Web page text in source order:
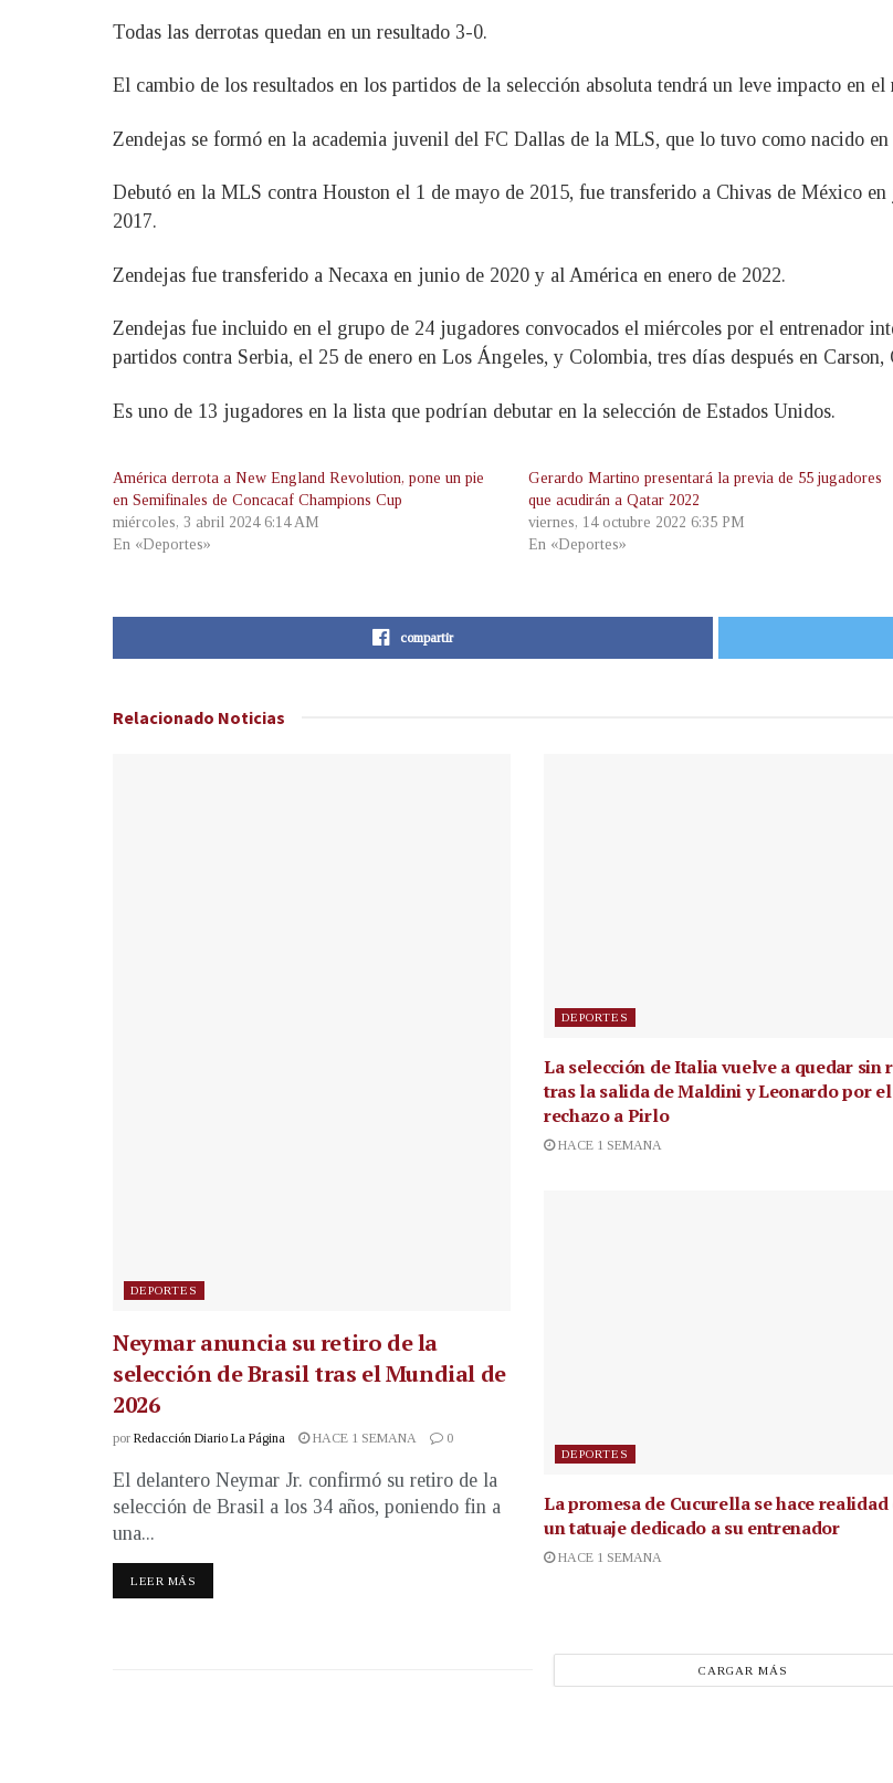
Todas las derrotas quedan en un resultado 3-0.
El cambio de los resultados en los partidos de la selección absoluta tendrá un leve impacto en
Zendejas se formó en la academia juvenil del FC Dallas de la MLS, que lo tuvo como nacido en
Debutó en la MLS contra Houston el 1 de mayo de 2015, fue transferido a Chivas de México
2017.
Zendejas fue transferido a Necaxa en junio de 2020 y al América en enero de 2022.
Zendejas fue incluido en el grupo de 24 jugadores convocados el miércoles por el entrenador
partidos contra Serbia, el 25 de enero en Los Ángeles, y Colombia, tres días después en
Es uno de 13 jugadores en la lista que podrían debutar en la selección de Estados Unidos.
América derrota a New England Revolution, pone un pie
en Semifinales de Concacaf Champions Cup
miércoles, 3 abril 2024 6:14 AM
En «Deportes»
Gerardo Martino presentará la previa de 55 jugadores
que acudirán a Qatar 2022
viernes, 14 octubre 2022 6:35 PM
En «Deportes»
compartir
Relacionado Noticias
DEPORTES
Neymar anuncia su retiro de la
selección de Brasil tras el Mundial de
2026
por Redacción Diario La Página HACE 1 SEMANA 0
El delantero Neymar Jr. confirmó su retiro de la
selección de Brasil a los 34 años, poniendo fin a
una...
LEER MÁS
DEPORTES
La selección de Italia vuelve a quedar sin
tras la salida de Maldini y Leonardo por el
rechazo a Pirlo
HACE 1 SEMANA
DEPORTES
La promesa de Cucurella se hace realidad
un tatuaje dedicado a su entrenador
HACE 1 SEMANA
CARGAR MÁS